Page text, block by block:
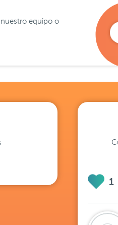
equipo o
1